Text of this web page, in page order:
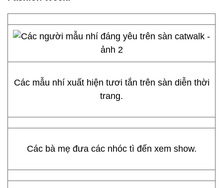
Các mẫu nhí xuất hiện tươi tắn trên sàn diễn thời
trang.
Các bà mẹ đưa các nhóc tì đến xem show.